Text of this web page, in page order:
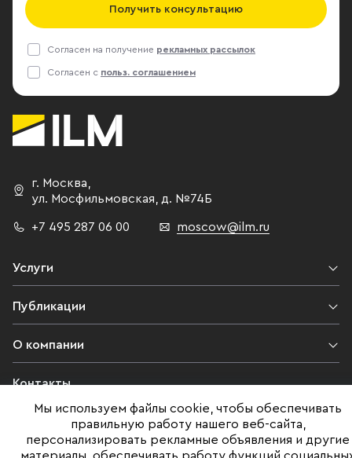
Получить консультацию
Согласен на получение рекламных рассылок
Согласен с польз. соглашением
г. Москва,
ул. Мосфильмовская, д. №74Б
+7 495 287 06 00 moscow@ilm.ru
Услуги
Публикации
О компании
Контакты
Юридическая информация
Мы используем файлы cookie, чтобы обеспечивать
правильную работу нашего веб-сайта,
персонализировать рекламные объявления и другие